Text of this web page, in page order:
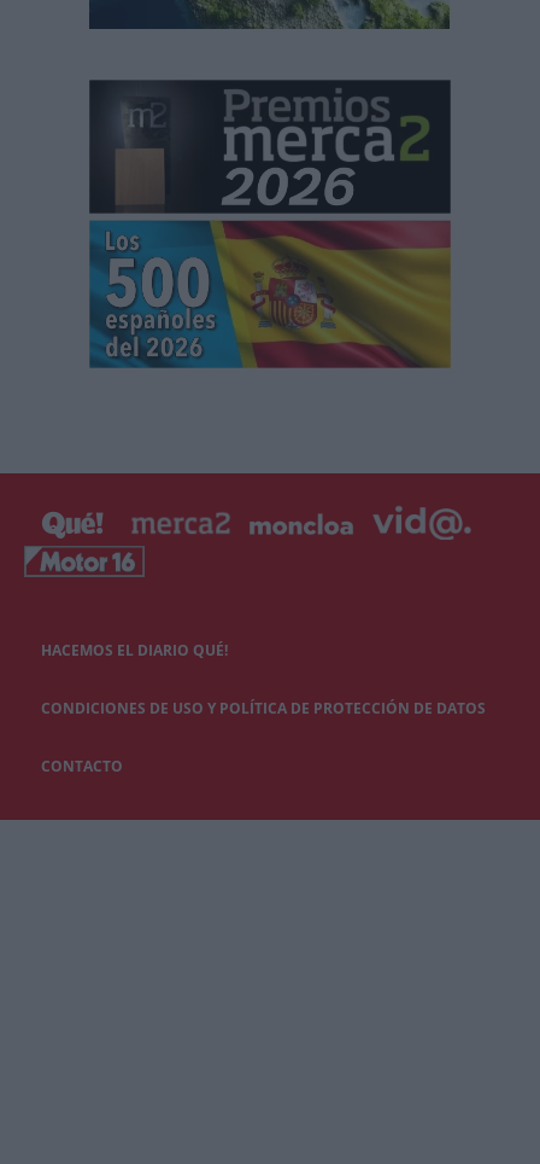
HACEMOS EL DIARIO QUÉ!
CONDICIONES DE USO Y POLÍTICA DE PROTECCIÓN DE DATOS
CONTACTO